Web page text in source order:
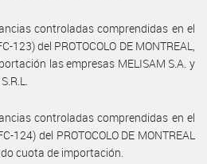
controladas comprendidas en el
123) del PROTOCOLO DE MONTREAL,
las empresas MELISAM S.A. y
controladas comprendidas en el
124) del PROTOCOLO DE MONTREAL
cuota de importación.